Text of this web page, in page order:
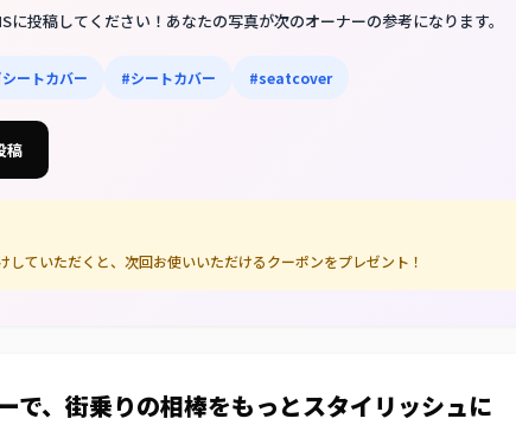
投稿してください！あなたの写真が次のオーナーの参考になります。
ートカバー #シートカバー #seatcover
稿
していただくと、次回お使いいただけるクーポンをプレゼント！
で、街乗りの相棒をもっとスタイリッシュに